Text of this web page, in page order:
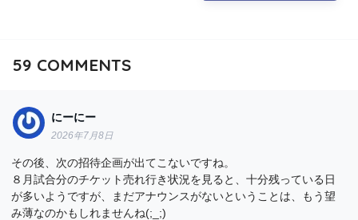
59 COMMENTS
にーにー
2026年7月8日
その後、次の招待企画が出てこないですね。
８月試合分のチケット売れ行き状況を見ると、十分残っている日
が多いようですが、まだアナウンスがないということは、もう望
み薄なのかもしれませんね(;_;)